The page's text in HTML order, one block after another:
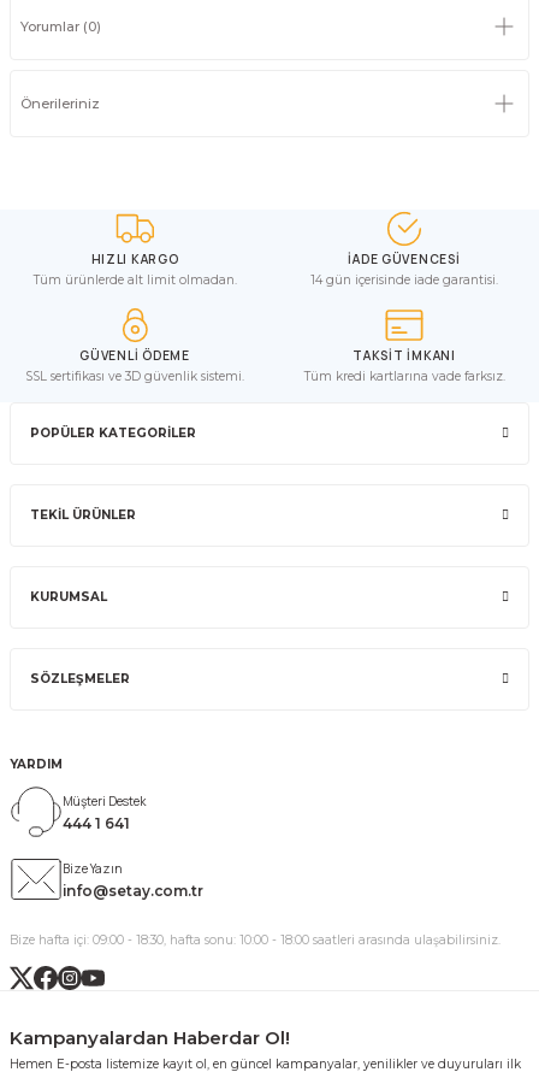
Yorumlar (0)
Önerileriniz
HIZLI KARGO
Tüm ürünlerde alt limit olmadan.
İADE GÜVENCESİ
14 gün içerisinde iade garantisi.
GÜVENLİ ÖDEME
SSL sertifikası ve 3D güvenlik sistemi.
TAKSİT İMKANI
Tüm kredi kartlarına vade farksız.
POPÜLER KATEGORİLER
TEKİL ÜRÜNLER
KURUMSAL
SÖZLEŞMELER
YARDIM
Müşteri Destek
444 1 641
Bize Yazın
info@setay.com.tr
Bize hafta içi: 09:00 - 18:30, hafta sonu: 10:00 - 18:00 saatleri arasında ulaşabilirsiniz.
Kampanyalardan Haberdar Ol!
Hemen E-posta listemize kayıt ol, en güncel kampanyalar, yenilikler ve duyuruları ilk